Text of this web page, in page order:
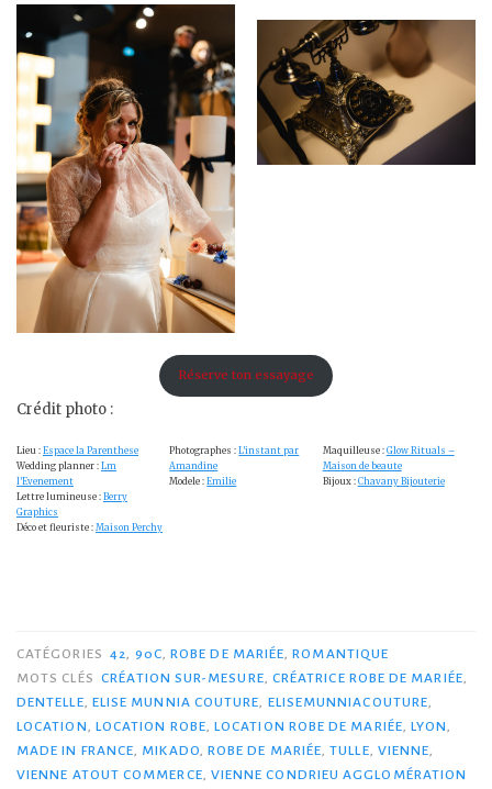
Réserve ton essayage
Crédit photo :
Lieu : Espace la Parenthese
Wedding planner : Lm
l’Evenement
Lettre lumineuse : Berry
Graphics
Déco et fleuriste : Maison Perchy
Photographes :L’instant par
Amandine
Modele :Emilie
Maquilleuse : Glow Rituals –
Maison de beaute
Bijoux : Chavany Bijouterie
CATÉGORIES 42 90C ,ROBE DE MARIÉE ,ROMANTIQUE
MOTS CLÉS CRÉATION SUR-MESURE CRÉATRICE ROBE DE MARIÉE
DENTELLE ELISE MUNNIA COUTURE ELISEMUNNIACOUTURE
LOCATION
LOCATION ROBE ,LOCATION ROBE DE MARIÉE ,LYON
MADE IN FRANCE
MIKADO ROBE DE MARIÉE ,TULLE VIENNE
VIENNE ATOUT COMMERCE VIENNE CONDRIEU AGGLOMÉRATION